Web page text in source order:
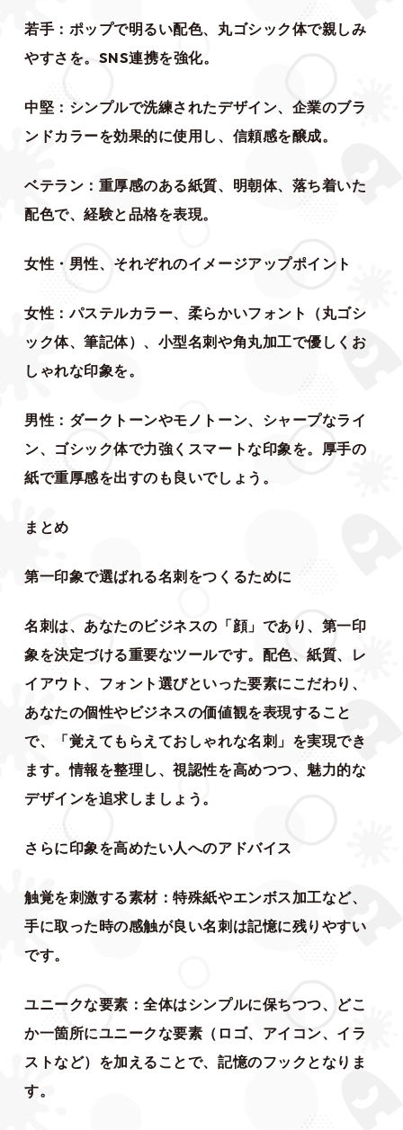
若手：ポップで明るい配色、丸ゴシック体で親しみ
やすさを。SNS連携を強化。
中堅：シンプルで洗練されたデザイン、企業のブラ
ンドカラーを効果的に使用し、信頼感を醸成。
ベテラン：重厚感のある紙質、明朝体、落ち着いた
配色で、経験と品格を表現。
女性・男性、それぞれのイメージアップポイント
女性：パステルカラー、柔らかいフォント（丸ゴシ
ック体、筆記体）、小型名刺や角丸加工で優しくお
しゃれな印象を。
男性：ダークトーンやモノトーン、シャープなライ
ン、ゴシック体で力強くスマートな印象を。厚手の
紙で重厚感を出すのも良いでしょう。
まとめ
第一印象で選ばれる名刺をつくるために
名刺は、あなたのビジネスの「顔」であり、第一印
象を決定づける重要なツールです。配色、紙質、レ
イアウト、フォント選びといった要素にこだわり、
あなたの個性やビジネスの価値観を表現すること
で、「覚えてもらえておしゃれな名刺」を実現でき
ます。情報を整理し、視認性を高めつつ、魅力的な
デザインを追求しましょう。
さらに印象を高めたい人へのアドバイス
触覚を刺激する素材：特殊紙やエンボス加工など、
手に取った時の感触が良い名刺は記憶に残りやすい
です。
ユニークな要素：全体はシンプルに保ちつつ、どこ
か一箇所にユニークな要素（ロゴ、アイコン、イラ
ストなど）を加えることで、記憶のフックとなりま
す。